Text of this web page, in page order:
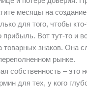
месяцы на
для того, чтобы
прибыль. Вот тут-то и
товарных знаков. Она
рынке.
собственность – это
для тех, у кого